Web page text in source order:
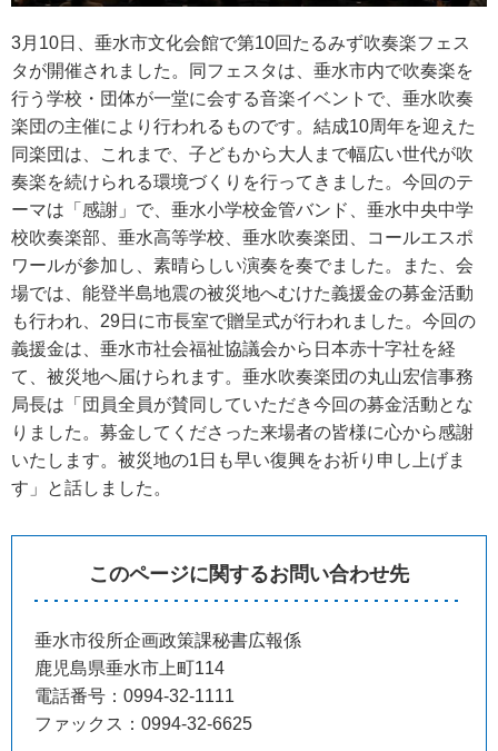
3月10日、垂水市文化会館で第10回たるみず吹奏楽フェス
タが開催されました。同フェスタは、垂水市内で吹奏楽を
行う学校・団体が一堂に会する音楽イベントで、垂水吹奏
楽団の主催により行われるものです。結成10周年を迎えた
同楽団は、これまで、子どもから大人まで幅広い世代が吹
奏楽を続けられる環境づくりを行ってきました。今回のテ
ーマは「感謝」で、垂水小学校金管バンド、垂水中央中学
校吹奏楽部、垂水高等学校、垂水吹奏楽団、コールエスポ
ワールが参加し、素晴らしい演奏を奏でました。また、会
場では、能登半島地震の被災地へむけた義援金の募金活動
も行われ、29日に市長室で贈呈式が行われました。今回の
義援金は、垂水市社会福祉協議会から日本赤十字社を経
て、被災地へ届けられます。垂水吹奏楽団の丸山宏信事務
局長は「団員全員が賛同していただき今回の募金活動とな
りました。募金してくださった来場者の皆様に心から感謝
いたします。被災地の1日も早い復興をお祈り申し上げま
す」と話しました。
このページに関するお問い合わせ先
垂水市役所企画政策課秘書広報係
鹿児島県垂水市上町114
電話番号：0994-32-1111
ファックス：0994-32-6625